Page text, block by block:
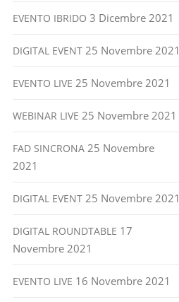
EVENTO IBRIDO 3 Dicembre 2021
DIGITAL EVENT 25 Novembre 2021
EVENTO LIVE 25 Novembre 2021
WEBINAR LIVE 25 Novembre 2021
FAD SINCRONA 25 Novembre
2021
DIGITAL EVENT 25 Novembre 2021
DIGITAL ROUNDTABLE 17
Novembre 2021
EVENTO LIVE 16 Novembre 2021